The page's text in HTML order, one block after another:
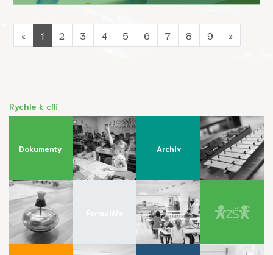
« 1 2 3 4 5 6 7 8 9 »
Rychle k cíli
Dokumenty Archiv